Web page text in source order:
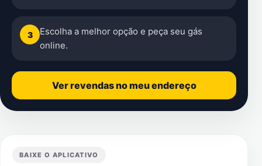
3
Escolha a melhor opção e peça seu gás
online.
Ver revendas no meu endereço
BAIXE O APLICATIVO